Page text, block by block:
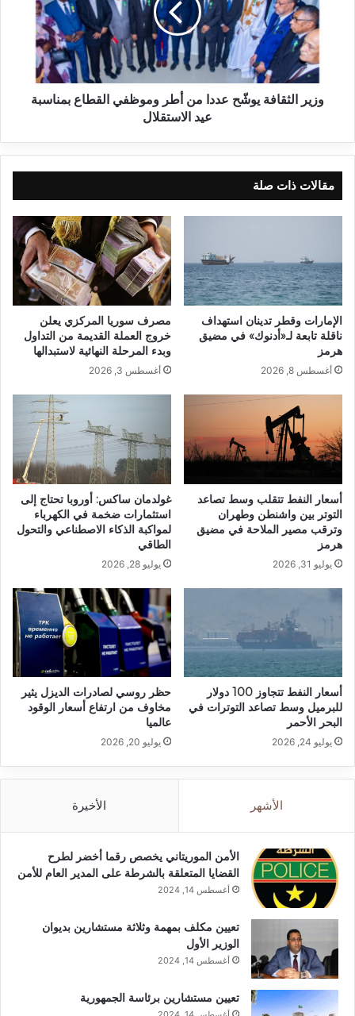
وزير الثقافة يوشّح عددا من أطر وموظفي القطاع بمناسبة
عيد الاستقلال
مقالات ذات صلة
الإمارات وقطر تدينان استهداف
ناقلة تابعة لـ«أدنوك» في مضيق
هرمز
أغسطس 8, 2026
مصرف سوريا المركزي يعلن
خروج العملة القديمة من التداول
وبدء المرحلة النهائية لاستبدالها
أغسطس 3, 2026
أسعار النفط تتقلب وسط تصاعد
التوتر بين واشنطن وطهران
وترقب مصير الملاحة في مضيق
هرمز
يوليو 31, 2026
غولدمان ساكس: أوروبا تحتاج إلى
استثمارات ضخمة في الكهرباء
لمواكبة الذكاء الاصطناعي والتحول
الطاقي
يوليو 28, 2026
أسعار النفط تتجاوز 100 دولار
للبرميل وسط تصاعد التوترات في
البحر الأحمر
يوليو 24, 2026
حظر روسي لصادرات الديزل يثير
مخاوف من ارتفاع أسعار الوقود
عالميا
يوليو 20, 2026
الأشهر الأخيرة
الأمن الموريتاني يخصص رقما أخضر لطرح
القضايا المتعلقة بالشرطة على المدير العام للأمن
أغسطس 14, 2024
تعيين مكلف بمهمة وثلاثة مستشارين بديوان
الوزير الأول
أغسطس 14, 2024
تعيين مستشارين برئاسة الجمهورية